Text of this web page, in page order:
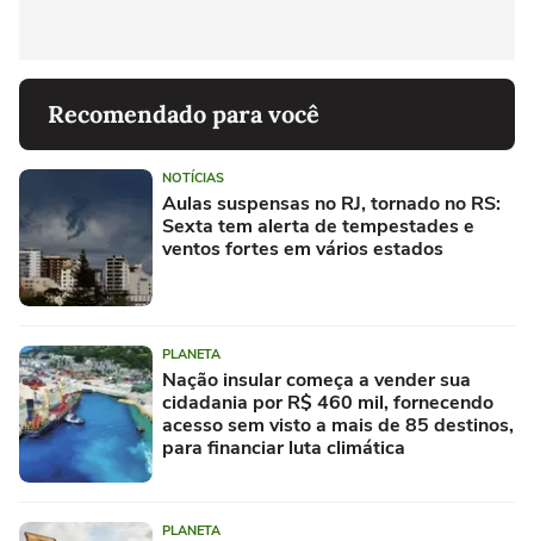
Recomendado para você
NOTÍCIAS
Aulas suspensas no RJ, tornado no RS:
Sexta tem alerta de tempestades e
ventos fortes em vários estados
PLANETA
Nação insular começa a vender sua
cidadania por R$ 460 mil, fornecendo
acesso sem visto a mais de 85 destinos,
para financiar luta climática
PLANETA